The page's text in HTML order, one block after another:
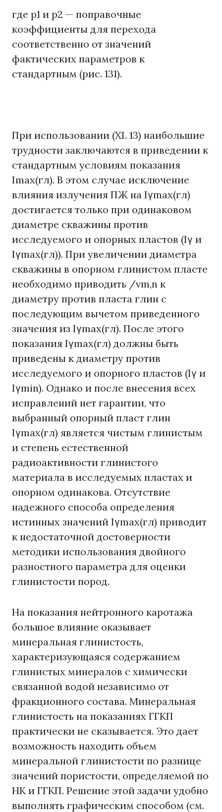
где р1 и р2 — поправочные
коэффициенты для перехода
соответственно от значений
фактических параметров к
стандартным (рис. 131).
При использовании (XI. 13) наибольшие
трудности заключаются в приведении к
стандартным условиям показания
Imах(гл). В этом случае исключение
влияния излучения ПЖ на Iγmах(гл)
достигается только при одинаковом
диаметре скважины против
исследуемого и опорных пластов (Iγ и
Iγmах(гл)). При увеличении диаметра
скважины в опорном глинистом пласте
необходимо приводить /vm,n к
диаметру против пласта глин с
последующим вычетом приведенного
значения из Iγmах(гл). После этого
показания Iγmах(гл) должны быть
приведены к диаметру против
исследуемого и опорного пластов (Iγ и
Iγmin). Однако и после внесения всех
исправлений нет гарантии, что
выбранный опорный пласт глин
Iγmах(гл) является чистым глинистым
и степень естественной
радиоактивности глинистого
материала в исследуемых пластах и
опорном одинакова. Отсутствие
надежного способа определения
истинных значений Iγmах(гл) приводит
к недостаточной достоверности
методики использования двойного
разностного параметра для оценки
глинистости пород.
На показания нейтронного каротажа
большое влияние оказывает
минеральная глинистость,
характеризующаяся содержанием
глинистых минералов с химически
связанной водой независимо от
фракционного состава. Минеральная
глинистость на показаниях ГГКП
практически не сказывается. Это дает
возможность находить объем
минеральной глинистости по разнице
значений пористости, определяемой по
НК и ГГКП. Решение этой задачи удобно
выполнять графическим способом (см.